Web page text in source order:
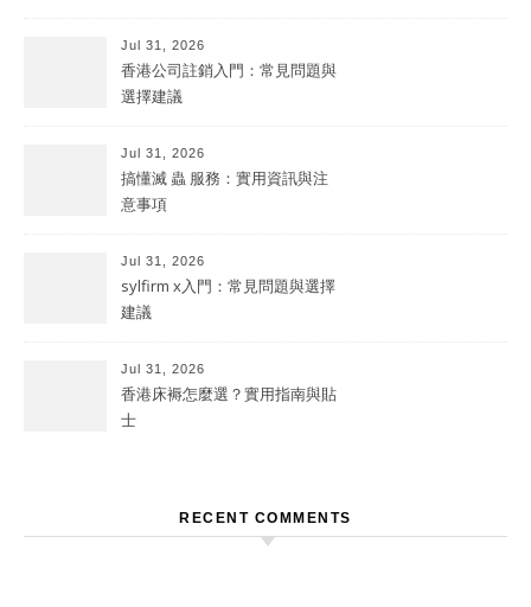
Jul 31, 2026
香港公司註銷入門：常見問題與
選擇建議
Jul 31, 2026
搞懂滅 蟲 服務：實用資訊與注
意事項
Jul 31, 2026
sylfirm x入門：常見問題與選擇
建議
Jul 31, 2026
香港床褥怎麼選？實用指南與貼
士
RECENT COMMENTS